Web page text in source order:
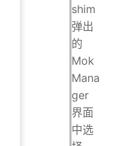
shim
弹出
的
Mok
Mana
ger
界面
中选